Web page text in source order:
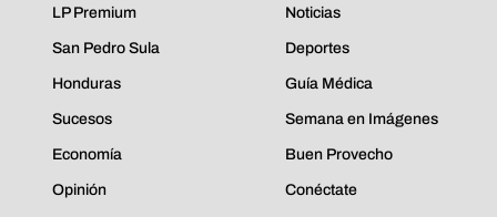
LP Premium
San Pedro Sula
Honduras
Sucesos
Economía
Opinión
Noticias
Deportes
Guía Médica
Semana en Imágenes
Buen Provecho
Conéctate